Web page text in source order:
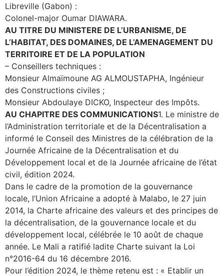
Libreville (Gabon) :
Colonel-major Oumar DIAWARA.
AU TITRE DU MINISTERE DE L’URBANISME, DE
L’HABITAT, DES DOMAINES, DE L’AMENAGEMENT DU
TERRITOIRE ET DE LA POPULATION
– Conseillers techniques :
Monsieur Almaïmoune AG ALMOUSTAPHA, Ingénieur
des Constructions civiles ;
Monsieur Abdoulaye DICKO, Inspecteur des Impôts.
AU CHAPITRE DES COMMUNICATIONS1. Le ministre de
l’Administration territoriale et de la Décentralisation a
informé le Conseil des Ministres de la célébration de la
Journée Africaine de la Décentralisation et du
Développement local et de la Journée africaine de l’état
civil, édition 2024.
Dans le cadre de la promotion de la gouvernance
locale, l’Union Africaine a adopté à Malabo, le 27 juin
2014, la Charte africaine des valeurs et des principes de
la décentralisation, de la gouvernance locale et du
développement local, célébrée le 10 août de chaque
année. Le Mali a ratifié ladite Charte suivant la Loi
n°2016-64 du 16 décembre 2016.
Pour l’édition 2024, le thème retenu est : « Etablir un